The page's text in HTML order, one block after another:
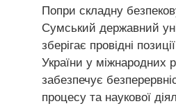
Попри складну
Сумський державний
зберігає провідні
України у міжнародних
забезпечує
процесу та наукової